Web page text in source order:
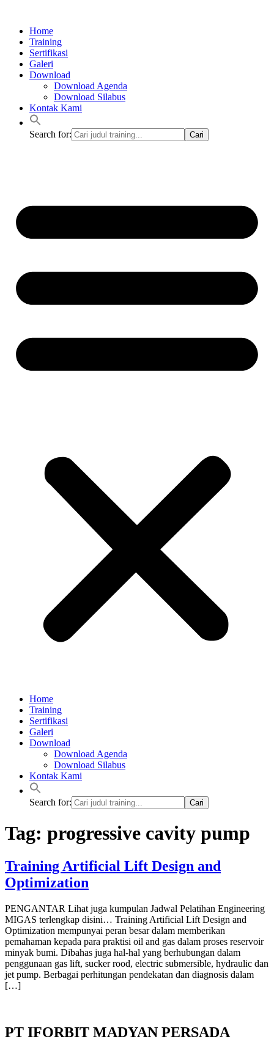
kontenHome
Training
Sertifikasi
Galeri
Download
Download Agenda
Download Silabus
Kontak Kami
Search for:
Home
Training
Sertifikasi
Galeri
Download
Download Agenda
Download Silabus
Kontak Kami
Search for:
Tag: progressive cavity pump
Training Artificial Lift Design and
Optimization
PENGANTAR Lihat juga kumpulan Jadwal Pelatihan Engineering
MIGAS terlengkap disini… Training Artificial Lift Design and
Optimization mempunyai peran besar dalam memberikan
pemahaman kepada para praktisi oil and gas dalam proses reservoir
minyak bumi. Dibahas juga hal-hal yang berhubungan dalam
penggunaan gas lift, sucker rood, electric submersible, hydraulic dan
jet pump. Berbagai perhitungan pendekatan dan diagnosis dalam
[…]
PT IFORBIT MADYAN PERSADA